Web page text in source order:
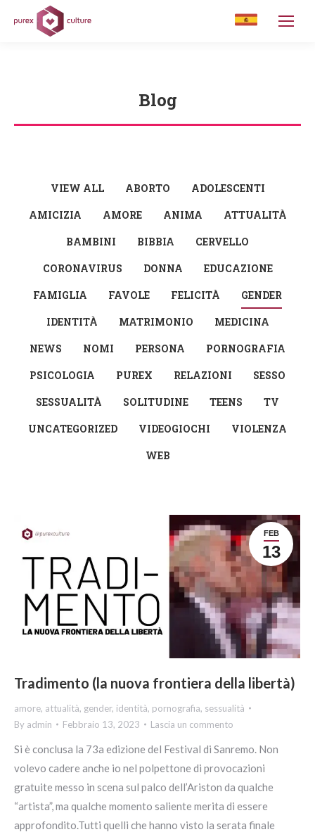
Blog
You are here:
VIEW ALL ABORTO
ADOLESCENTI
AMICIZIA
AMORE ANIMA
ATTUALITÀ
BAMBINI
BIBBIA
CERVELLO
CORONAVIRUS
DONNA
EDUCAZIONE
FAMIGLIA
FAVOLE FELICITÀ
GENDER
IDENTITÀ
MATRIMONIO
MEDICINA
NEWS
NOMI PERSONA
PORNOGRAFIA
PSICOLOGIA
PUREX RELAZIONI
SESSO
SESSUALITÀ
SOLITUDINE TEENS
TV
UNCATEGORIZED
VIDEOGIOCHI
VIOLENZA
WEB
FEB
13
Tradimento (la nuova frontiera della libertà)
amore, attualità, gender, identità, pornografia, sessualità
By admin Febbraio 13, 2023 Lascia un commento
Si è conclusa la 73a edizione del Festival di Sanremo. Non
volevo cadere anche io nel polpettone di provocazioni
gratuite messo in scena sul palco dell’Ariston da qualche
“artista”, ma qualche momento saliente merita di essere
approfondito.Tutti quelli che hanno visto la serata finale